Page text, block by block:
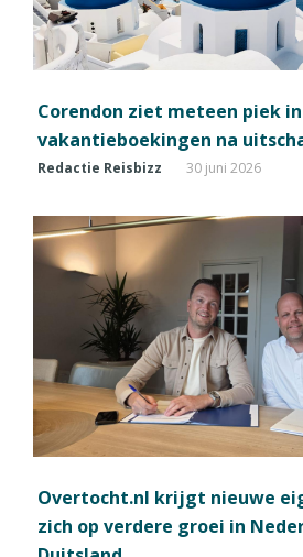
Corendon ziet meteen piek
vakantieboekingen na
Redactie Reisbizz 30 juni 2026
Overtocht.nl krijgt nieuwe
zich op verdere groei in